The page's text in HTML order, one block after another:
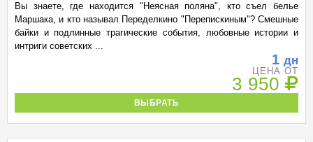
Вы знаете, где находится "Неясная поляна", кто съел белье
Маршака, и кто называл Переделкино "Перепискиным"? Смешные
байки и подлинные трагические события, любовные истории и
интриги советских ...
1 дн
ЦЕНА ОТ
3 950
ВЫБРАТЬ